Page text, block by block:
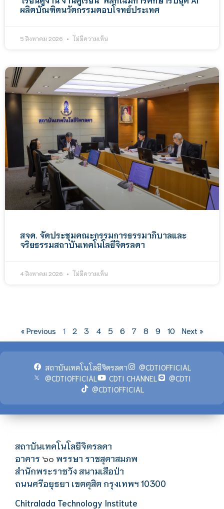
ผลิตบัณฑิตนวัตกรรมตอบโจทย์ประเทศ
5 สิงหาคม 2026 ไม่มีความเห็น
สจด. จัดประชุมคณะกรรมการธรรมาภิบาลและ
จริยธรรมสถาบันเทคโนโลยีจิตรลดา
4 สิงหาคม 2026 ไม่มีความเห็น
« Previous 1 2 3 4 5 6 7 8 9 10 Next »
สถาบันเทคโนโลยีจิตรลดา
@CDTIOFFICIAL
@CDTIOFFICIAL
CDTI CHANNEL
@CDTI
@CDTIOFFICIAL
สถาบันเทคโนโลยีจิตรลดา
อาคาร ๖๐ พรรษา ราชสุดาสมภพ
สำนักพระราชวัง สนามเสือป่า
ถนนศรีอยุธยา เขตดุสิต กรุงเทพฯ 10300
Chitralada Technology Institute